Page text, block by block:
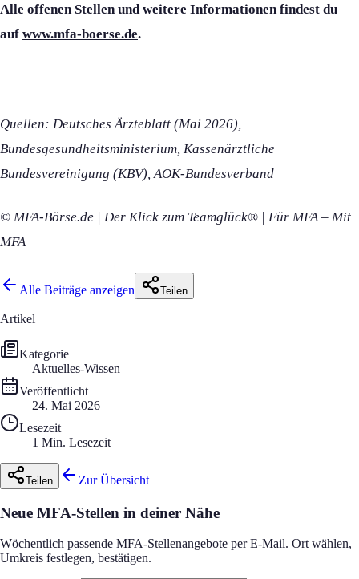
Alle offenen Stellen und weitere Informationen findest du
auf www.mfa-boerse.de.
Quellen: Deutsches Ärzteblatt (Mai 2026),
Bundesgesundheitsministerium, Kassenärztliche
Bundesvereinigung (KBV), AOK-Bundesverband
© MFA-Börse.de | Der Klick zum Teamglück® | Für MFA – Mit
MFA
Alle Beiträge anzeigen Teilen
Artikel
Kategorie
Aktuelles-Wissen
Veröffentlicht
24. Mai 2026
Lesezeit
1 Min. Lesezeit
Teilen Zur Übersicht
Neue MFA-Stellen in deiner Nähe
Wöchentlich passende MFA-Stellenangebote per E-Mail. Ort wählen,
Umkreis festlegen, bestätigen.